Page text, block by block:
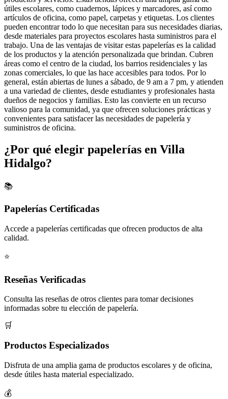
útiles escolares, como cuadernos, lápices y marcadores, así como
artículos de oficina, como papel, carpetas y etiquetas. Los clientes
pueden encontrar todo lo que necesitan para sus necesidades diarias,
desde materiales para proyectos escolares hasta suministros para el
trabajo. Una de las ventajas de visitar estas papelerías es la calidad
de los productos y la atención personalizada que brindan. Cubren
áreas como el centro de la ciudad, los barrios residenciales y las
zonas comerciales, lo que las hace accesibles para todos. Por lo
general, están abiertas de lunes a sábado, de 9 am a 7 pm, y atienden
a una variedad de clientes, desde estudiantes y profesionales hasta
dueños de negocios y familias. Esto las convierte en un recurso
valioso para la comunidad, ya que ofrecen soluciones prácticas y
convenientes para satisfacer las necesidades de papelería y
suministros de oficina.
¿Por qué elegir papelerías en Villa
Hidalgo?
📚
Papelerías Certificadas
Accede a papelerías certificadas que ofrecen productos de alta
calidad.
⭐
Reseñas Verificadas
Consulta las reseñas de otros clientes para tomar decisiones
informadas sobre tu elección de papelería.
🛒
Productos Especializados
Disfruta de una amplia gama de productos escolares y de oficina,
desde útiles hasta material especializado.
💰